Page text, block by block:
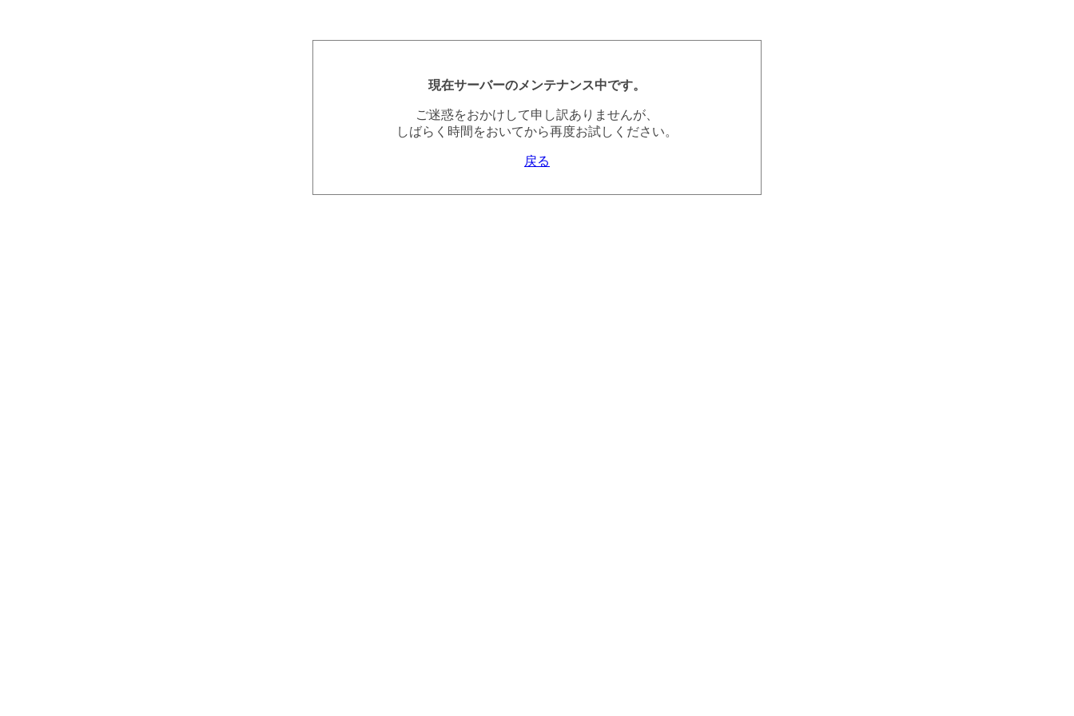
現在サーバーのメンテナンス中です。
ご迷惑をおかけして申し訳ありませんが、
しばらく時間をおいてから再度お試しください。
戻る